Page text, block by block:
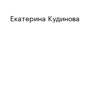
Екатерина Кудинова